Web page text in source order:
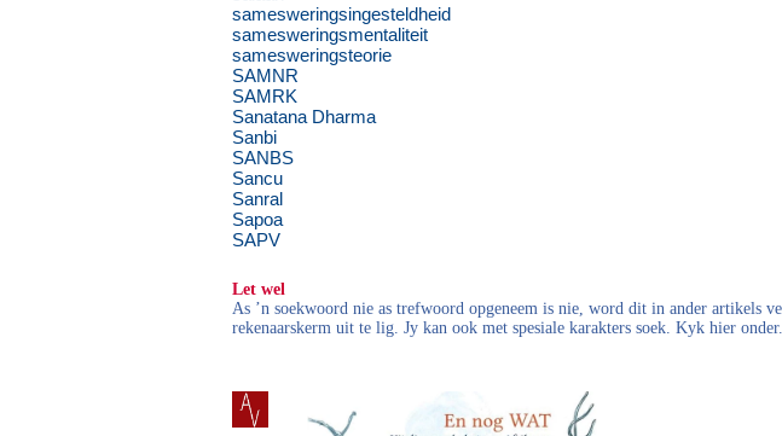
samesweringsingesteldheid
samesweringsmentaliteit
samesweringsteorie
SAMNR
SAMRK
Sanatana Dharma
Sanbi
SANBS
Sancu
Sanral
Sapoa
SAPV
Let wel
As ’n soekwoord nie as trefwoord opgeneem is nie, word dit in ander
rekenaarskerm uit te lig. Jy kan ook met spesiale karakters soek. Kyk hier onder.